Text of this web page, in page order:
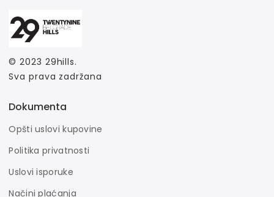
© 2023 29hills.
Sva prava zadržana
Dokumenta
Opšti uslovi kupovine
Politika privatnosti
Uslovi isporuke
Načini plaćanja